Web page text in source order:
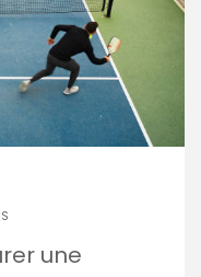
une